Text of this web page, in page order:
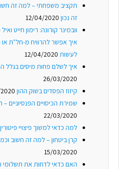
תקציב משפחתי – למה זה
זה נכון 12/04/2020
וובמינר קורונה: רימון חייט
איך אפשר להרוויח מ-חל"ת או
לעשות 12/04/2020
איך לשלם פחות מיסים בגלל
26/03/2020
קיזוז הפסדים בשוק ההון
שמירת הכיסויים הפנסיוניים –
22/03/2020
למה כדאי למשוך פיצויי
קרן ביטחון – למה זה חשוב
15/03/2020
האם כדאי לדחות את